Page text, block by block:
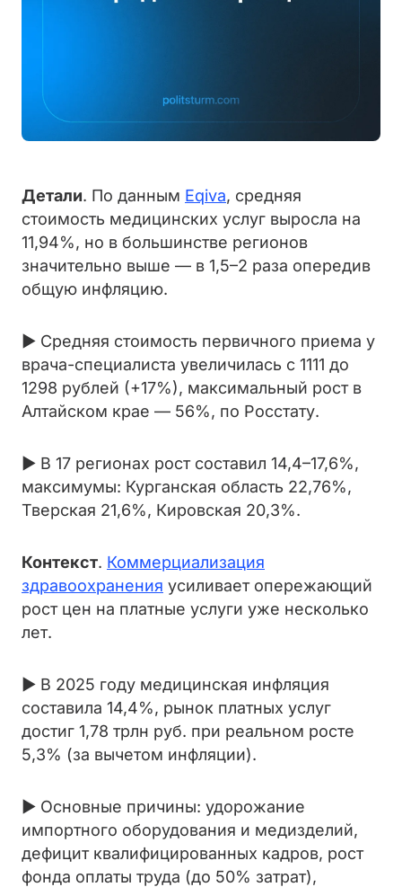
Детали. По данным Eqiva, средняя
стоимость медицинских услуг выросла на
11,94%, но в большинстве регионов
значительно выше — в 1,5–2 раза опередив
общую инфляцию.
► Средняя стоимость первичного приема у
врача-специалиста увеличилась с 1111 до
1298 рублей (+17%), максимальный рост в
Алтайском крае — 56%, по Росстату.
► В 17 регионах рост составил 14,4–17,6%,
максимумы: Курганская область 22,76%,
Тверская 21,6%, Кировская 20,3%.
Контекст. Коммерциализация
здравоохранения усиливает опережающий
рост цен на платные услуги уже несколько
лет.
► В 2025 году медицинская инфляция
составила 14,4%, рынок платных услуг
достиг 1,78 трлн руб. при реальном росте
5,3% (за вычетом инфляции).
► Основные причины: удорожание
импортного оборудования и медизделий,
дефицит квалифицированных кадров, рост
фонда оплаты труда (до 50% затрат),